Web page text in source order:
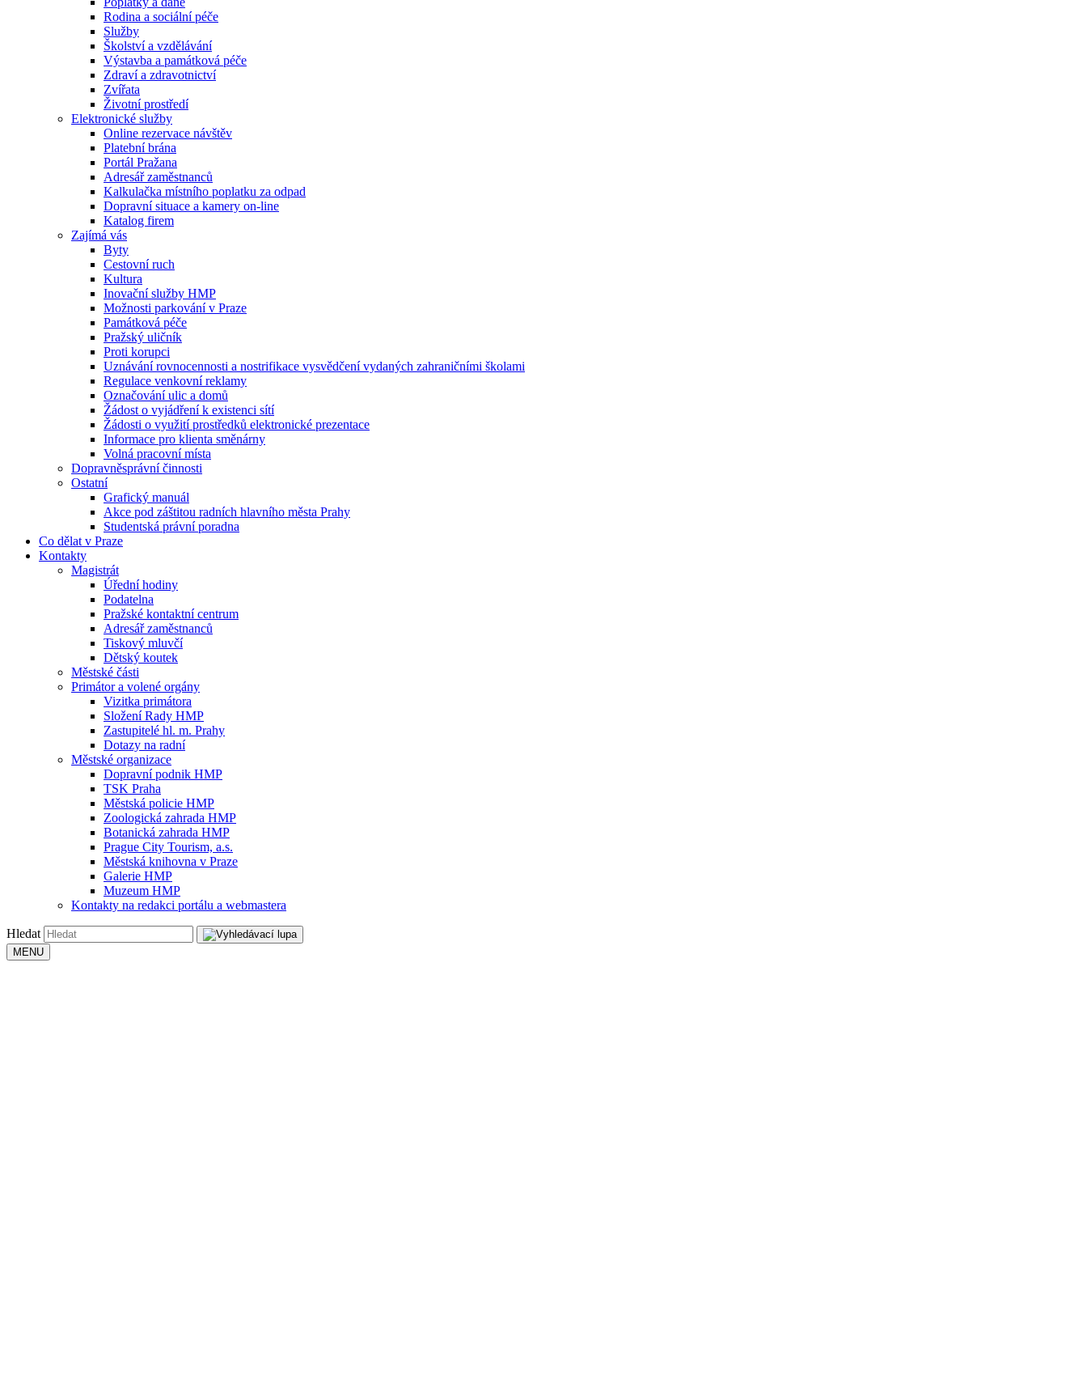
Rodina a sociální péče
Služby
Školství a vzdělávání
Výstavba a památková péče
Zdraví a zdravotnictví
Zvířata
Životní prostředí
Elektronické služby
Online rezervace návštěv
Platební brána
Portál Pražana
Adresář zaměstnanců
Kalkulačka místního poplatku za odpad
Dopravní situace a kamery on-line
Katalog firem
Zajímá vás
Byty
Cestovní ruch
Kultura
Inovační služby HMP
Možnosti parkování v Praze
Památková péče
Pražský uličník
Proti korupci
Uznávání rovnocennosti a nostrifikace vysvědčení vydaných zahraničními školami
Regulace venkovní reklamy
Označování ulic a domů
Žádost o vyjádření k existenci sítí
Žádosti o využití prostředků elektronické prezentace
Informace pro klienta směnárny
Volná pracovní místa
Dopravněsprávní činnosti
Ostatní
Grafický manuál
Akce pod záštitou radních hlavního města Prahy
Studentská právní poradna
Co dělat v Praze
Kontakty
Magistrát
Úřední hodiny
Podatelna
Pražské kontaktní centrum
Adresář zaměstnanců
Tiskový mluvčí
Dětský koutek
Městské části
Primátor a volené orgány
Vizitka primátora
Složení Rady HMP
Zastupitelé hl. m. Prahy
Dotazy na radní
Městské organizace
Dopravní podnik HMP
TSK Praha
Městská policie HMP
Zoologická zahrada HMP
Botanická zahrada HMP
Prague City Tourism, a.s.
Městská knihovna v Praze
Galerie HMP
Muzeum HMP
Kontakty na redakci portálu a webmastera
Hledat
MENU